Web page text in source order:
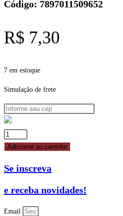
Código: 7897011509652
R$ 7,30
7 em estoque
Simulação de frete
CONFEITO
MIÇANGA
100G
quantidade
Adicionar ao carrinho
Se inscreva
e receba novidades!
Email